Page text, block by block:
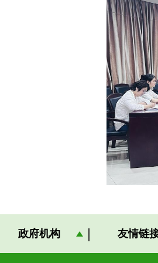
政府机构 友情链